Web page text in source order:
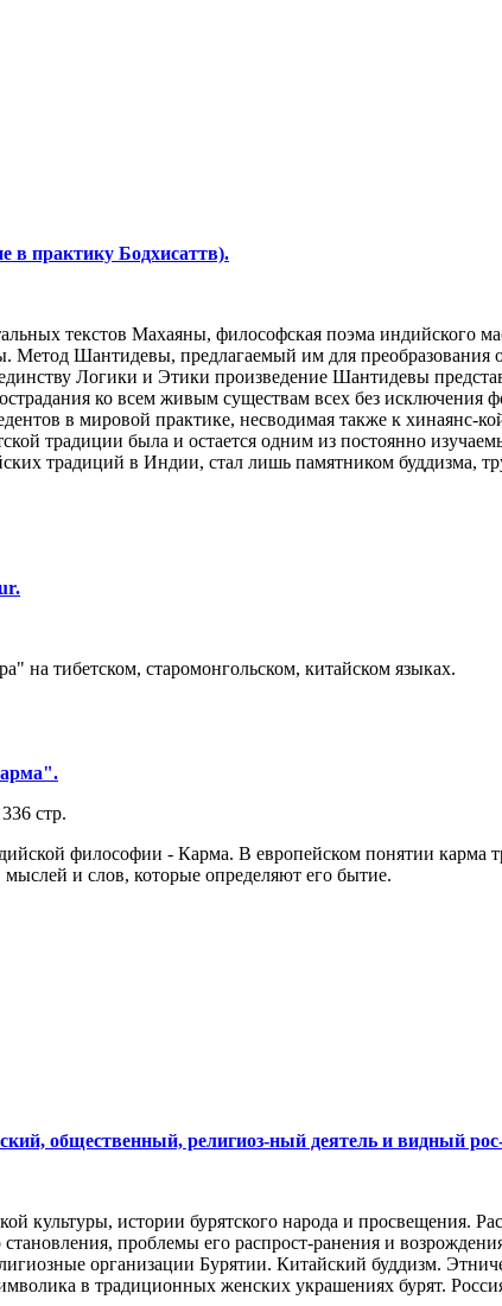
в практику Бодхисаттв).
текстов Махаяны, философская поэма индийского
Метод Шантидевы, предлагаемый им для
Логики и Этики произведение Шантидевы
ко всем живым существам всех без
в мировой практике, несводимая также к хинаянс-
традиции была и остается одним из постоянно
традиций в Индии, стал лишь памятником буддизма,
на тибетском, старомонгольском, китайском языках.
стр.
философии - Карма. В европейском понятии карма
и слов, которые определяют его бытие.
общественный, религиоз-ный деятель и видный
культуры, истории бурятского народа и просвещения.
проблемы его распрост-ранения и
организации Бурятии. Китайский буддизм.
в традиционных женских украшениях бурят.